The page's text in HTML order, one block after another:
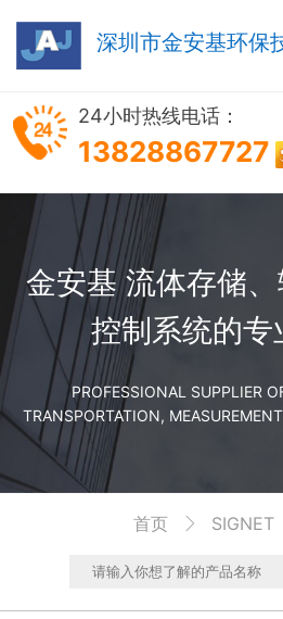
深圳市金安基环保
24小时热线电话：
13828867727
金安基 流体存储、
控制系统的专
PROFESSIONAL SUPPLIER
TRANSPORTATION,
首页  SIGNET